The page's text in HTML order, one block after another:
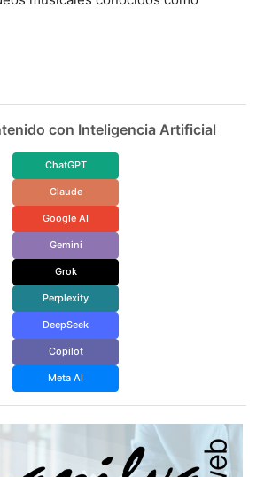
con Inteligencia Artificial
ChatGPT
Claude
Google AI
Gemini
Grok
Perplexity
DeepSeek
Copilot
Meta AI